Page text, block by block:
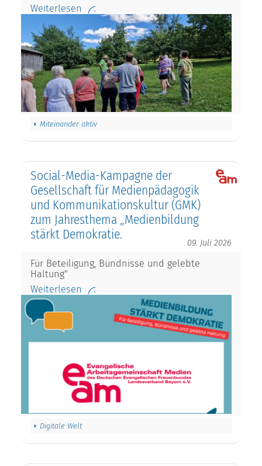
Weiterlesen
Miteinander aktiv
Social-Media-Kampagne der
Gesellschaft für Medienpädagogik
und Kommunikationskultur (GMK)
zum Jahresthema „Medienbildung
stärkt Demokratie.
09. Juli 2026
Für Beteiligung, Bündnisse und gelebte
Haltung"
Weiterlesen
Digitale Welt